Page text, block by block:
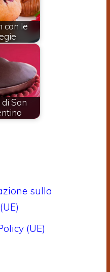
con le
San
sulla
(UE)